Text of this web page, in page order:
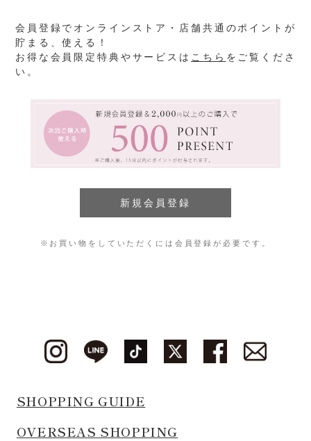
会員登録でオンラインストア・店舗共通のポイントが
貯まる、使える！
お得な会員限定特典やサービスは こちら をご覧くださ
い。
※お買い物をしていただくには会員登録が必要です。
SHOPPING GUIDE
OVERSEAS SHOPPING